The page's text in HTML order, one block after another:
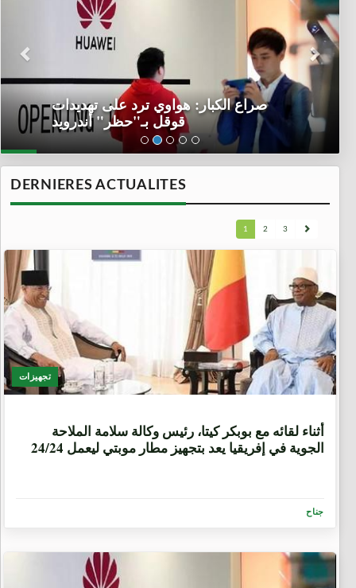
صراع الكبار: هواوي ترد على تهديدات
قوقل بـ"حظر" أندرويد
DERNIERES ACTUALITES
1 2 3
تجهيزات
أثناء لقائه مع بوبكر كيتا، رئيس وكالة سلامة الملاحة
الجوية في إفريقيا يعد بتجهيز مطار موبتي ليعمل 24/24
جناح